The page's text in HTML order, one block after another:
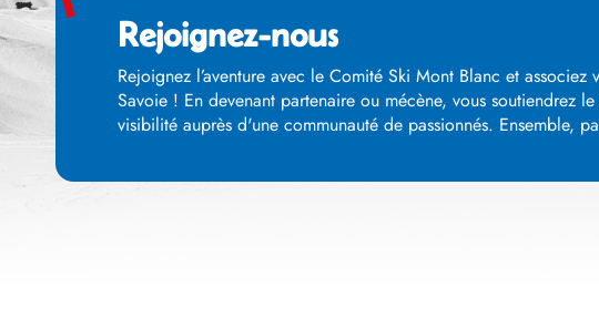
Rejoignez-nous
Rejoignez l’aventure avec le Comité Ski Mont Blanc et
Savoie ! En devenant partenaire ou mécène, vous soutiendrez
visibilité auprès d'une communauté de passionnés. Ensemble,